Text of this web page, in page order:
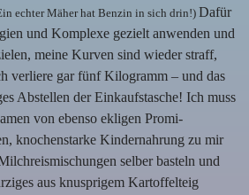
echter Mäher hat Benzin in sich drin!) Dafür
und Komplexe gezielt anwenden und
meine Kurven sind wieder straff,
verliere gar fünf Kilogramm – und das
Abstellen der Einkaufstasche! Ich muss
von ebenso ekligen Promi-
knochenstarke Kindernahrung zu mir
selber basteln und
aus knusprigem Kartoffelteig